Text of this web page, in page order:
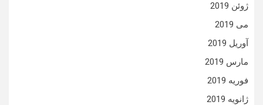
ژوئن 2019
می 2019
آوریل 2019
مارس 2019
فوریه 2019
ژانویه 2019